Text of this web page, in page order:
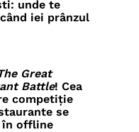
unde te
iei prânzul
Great
Battle! Cea
competiție
se
în offline